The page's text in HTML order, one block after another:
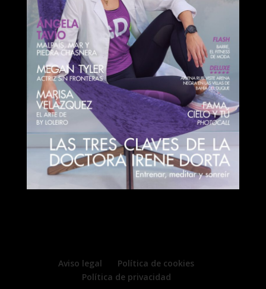
Aviso legal
Política de cookies
Política de privacidad